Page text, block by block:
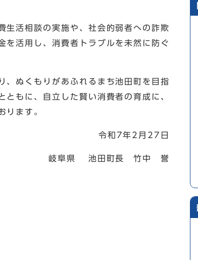
活相談の実施や、社会的弱者への詐欺
を活用し、消費者トラブルを未然に防ぐ
ぬくもりがあふれるまち池田町を目指
もに、自立した賢い消費者の育成に、
ります。
令和7年2月27日
岐阜県 池田町長 竹中 誉